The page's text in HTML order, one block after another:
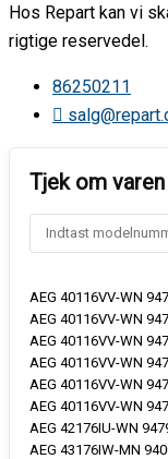
Hos Repart kan vi
rigtige reservedel.
86250211
AEG 40116VV-WN
AEG 40116VV-WN
AEG 40116VV-WN
AEG 40116VV-WN
AEG 40116VV-WN
AEG 40116VV-WN
AEG 42176IU-WN
AEG 43176IW-MN